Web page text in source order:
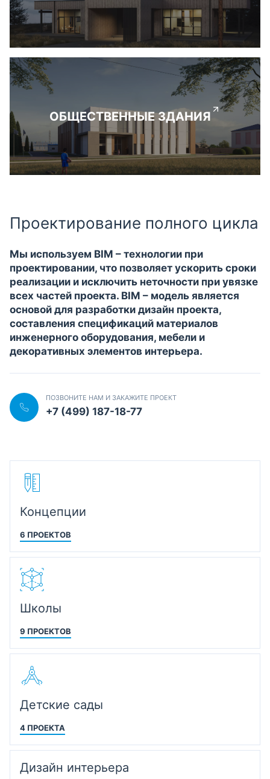
ОБЩЕСТВЕННЫЕ ЗДАНИЯ
Проектирование полного цикла
Мы используем BIM – технологии при
проектировании, что позволяет ускорить сроки
реализации и исключить неточности при увязке
всех частей проекта. BIM – модель является
основой для разработки дизайн проекта,
составления спецификаций материалов
инженерного оборудования, мебели и
декоративных элементов интерьера.
ПОЗВОНИТЕ НАМ И ЗАКАЖИТЕ ПРОЕКТ
+7 (499) 187-18-77
Концепции
6 ПРОЕКТОВ
Школы
9 ПРОЕКТОВ
Детские сады
4 ПРОЕКТА
Дизайн интерьера